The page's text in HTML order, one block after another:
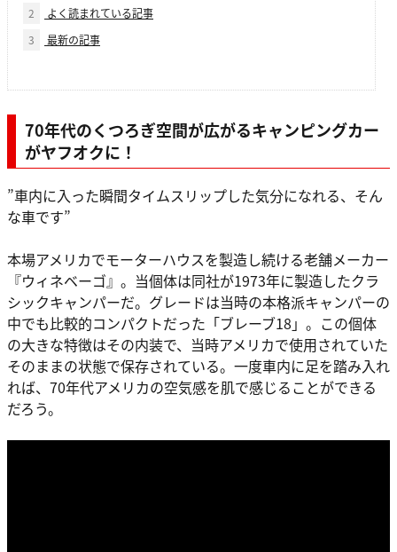
2
よく読まれている記事
3
最新の記事
70年代のくつろぎ空間が広がるキャンピングカー
がヤフオクに！
”車内に入った瞬間タイムスリップした気分になれる、そん
な車です”
本場アメリカでモーターハウスを製造し続ける老舗メーカー
『ウィネベーゴ』。当個体は同社が1973年に製造したクラ
シックキャンパーだ。グレードは当時の本格派キャンパーの
中でも比較的コンパクトだった「ブレーブ18」。この個体
の大きな特徴はその内装で、当時アメリカで使用されていた
そのままの状態で保存されている。一度車内に足を踏み入れ
れば、70年代アメリカの空気感を肌で感じることができる
だろう。